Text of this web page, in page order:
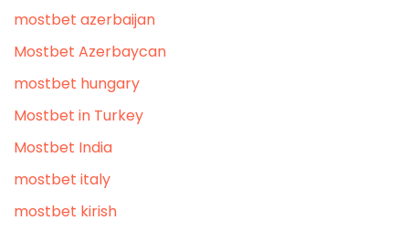
mostbet azerbaijan
Mostbet Azerbaycan
mostbet hungary
Mostbet in Turkey
Mostbet India
mostbet italy
mostbet kirish